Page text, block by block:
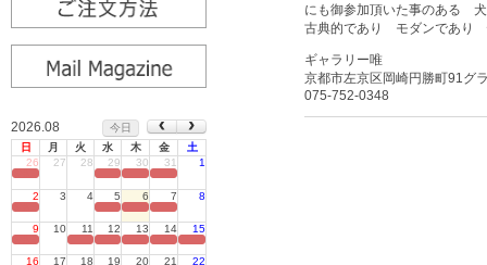
2026.08
今日
日
月 火 水 木 金
土
26
27 28 29 30 31 1
2 3 4 5 6 7 8
9 10 11 12 13 14 15
16 17 18 19 20 21 22
にも御参加頂いた事のある
古典的であり モダンであり
ギャラリー唯
京都市左京区岡崎円勝町91グ
075-752-0348